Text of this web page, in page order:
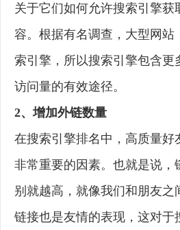
关于它们如何允许搜索引擎获
容。根据有名调查，大型网站
索引擎，所以搜索引擎包含更
访问量的有效途径。
2、增加外链数量
在搜索引擎排名中，高质量好
非常重要的因素。也就是说，
别就越高，就像我们和朋友之
链接也是友情的表现，这对于